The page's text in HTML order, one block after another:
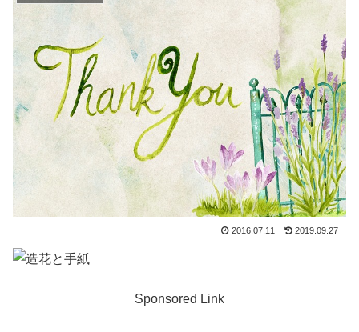
2016.07.11 2019.09.27
Sponsored Link